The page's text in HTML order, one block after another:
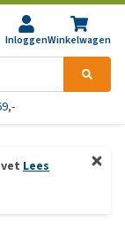
InloggenWinkelwagen
Lees